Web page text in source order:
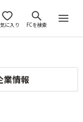
に入り FCを検索
業情報